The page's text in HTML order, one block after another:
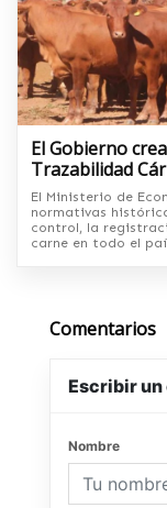
El Gobierno
Trazabilidad
El Ministerio de
normativas
control, la
carne en todo el
Comentarios
Escribir
Nombre